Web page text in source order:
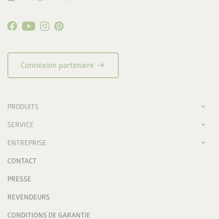
Connexion partenaire arrow_right_alt
PRODUITS
SERVICE
ENTREPRISE
CONTACT
PRESSE
REVENDEURS
CONDITIONS DE GARANTIE